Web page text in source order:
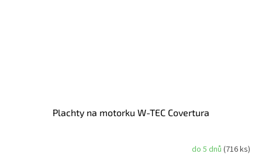
Plachty na motorku W-TEC Covertura
do 5 dnů (716 ks)